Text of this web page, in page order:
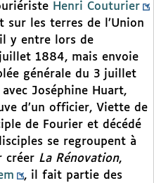
Henri Couturier
sur les terres de l’Union
y entre lors de
1884, mais envoie
générale du 3 juillet
Joséphine Huart,
d’un officier, Viette de
de Fourier et décédé
se regroupent à
créer La Rénovation,
, il fait partie des